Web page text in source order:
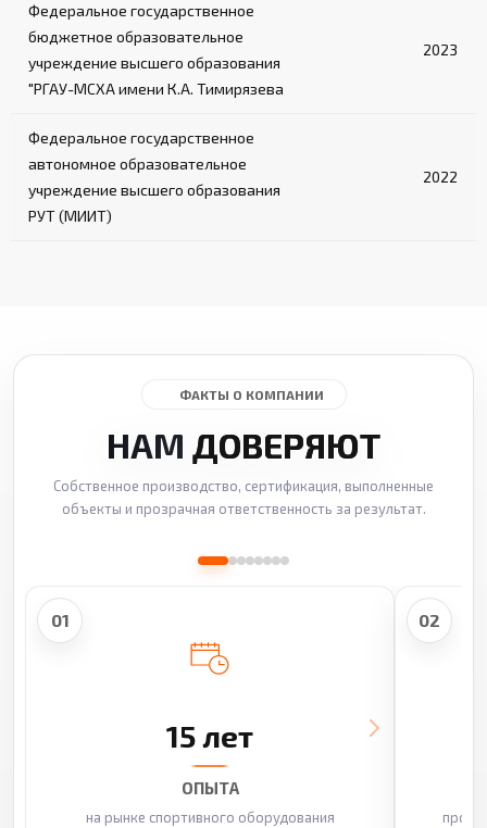
Федеральное государственное
бюджетное образовательное
учреждение высшего образования
"РГАУ-МСХА имени К.А. Тимирязева
2023
Федеральное государственное
автономное образовательное
учреждение высшего образования
РУТ (МИИТ)
2022
ФАКТЫ О КОМПАНИИ
НАМ ДОВЕРЯЮТ
Собственное производство, сертификация, выполненные
объекты и прозрачная ответственность за результат.
01
15 лет
ОПЫТА
на рынке спортивного оборудования
02